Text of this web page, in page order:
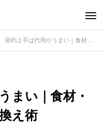
節約上手は代用がうまい｜食材・調味料の賢い置き換え術
まい｜食材・
え術